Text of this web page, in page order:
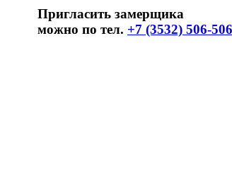
Пригласить замерщика
можно по тел. +7 (3532) 506-506